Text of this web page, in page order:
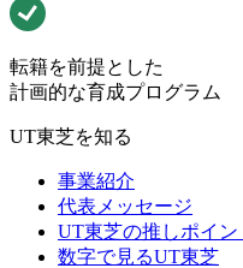
転籍を前提とした
計画的な育成プログラム
UT東芝を知る
事業紹介
代表メッセージ
UT東芝の推しポイン
数字で見るUT東芝